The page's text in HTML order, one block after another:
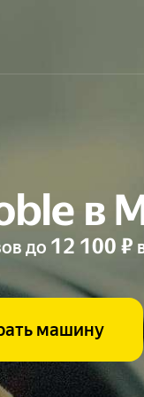
в
до 12 100 ₽
машину